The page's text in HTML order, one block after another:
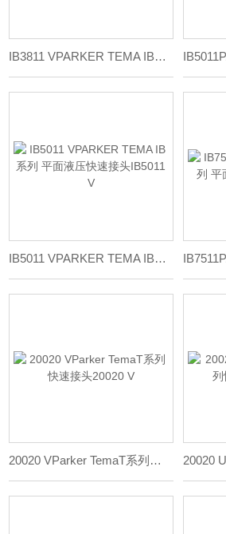
IB3811 VPARKER TEMA IB系列 平面液压快速接头IB3811 V
IB5011 VPARKER TEMA IB系列 平面液压快速接头IB5011 V
20020 VParker TemaT系列快速接头20020 V